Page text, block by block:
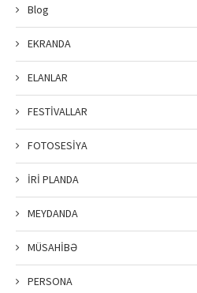
Blog
EKRANDA
ELANLAR
FESTİVALLAR
FOTOSESİYA
İRİ PLANDA
MEYDANDA
MÜSAHİBƏ
PERSONA